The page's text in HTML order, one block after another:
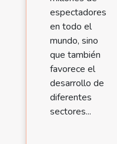
espectadores
en todo el
mundo, sino
que también
favorece el
desarrollo de
diferentes
sectores...